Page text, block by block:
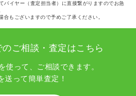
イヤー（査定担当者）に直接繋がりますのでお急
もございますので予めご了承ください。
のご相談・査定はこちら
使って、ご相談できます。
送って簡単査定！